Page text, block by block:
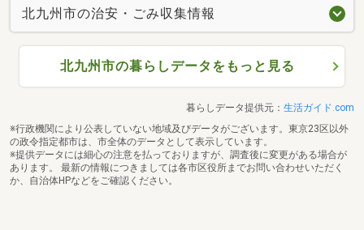
北九州市の治安・ごみ収集情報
北九州市の暮らしデータをもっと見る
暮らしデータ提供元： 生活ガイド.com
※行政機関により公表していない地域及びデータがございます。東京23区以外
の政令指定都市は、市全体のデータとして表示しています。
※提供データには細心の注意を払っておりますが、調査後に変更がある場合が
あります。 最新の情報につきましては各市区役所までお問い合わせいただく
か、自治体HPなどをご確認ください。